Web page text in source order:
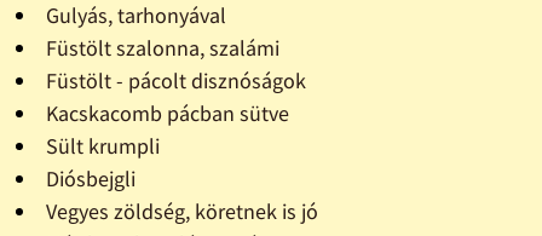
Gulyás, tarhonyával
Füstölt szalonna, szalámi
Füstölt - pácolt disznóságok
Kacskacomb pácban sütve
Sült krumpli
Diósbejgli
Vegyes zöldség, köretnek is jó